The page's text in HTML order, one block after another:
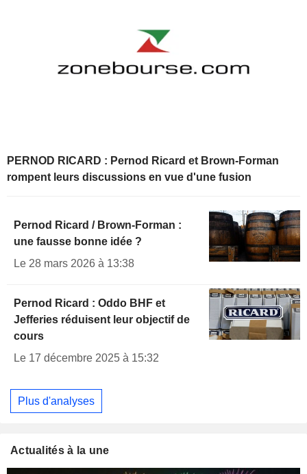
PERNOD RICARD : Pernod Ricard et Brown-Forman
rompent leurs discussions en vue d'une fusion
Pernod Ricard / Brown-Forman :
une fausse bonne idée ?
Le 28 mars 2026 à 13:38
Pernod Ricard : Oddo BHF et
Jefferies réduisent leur objectif de
cours
Le 17 décembre 2025 à 15:32
Plus d'analyses
Actualités à la une